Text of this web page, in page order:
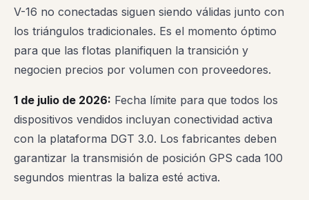
V-16 no conectadas siguen siendo válidas junto con
los triángulos tradicionales. Es el momento óptimo
para que las flotas planifiquen la transición y
negocien precios por volumen con proveedores.
1 de julio de 2026: Fecha límite para que todos los
dispositivos vendidos incluyan conectividad activa
con la plataforma DGT 3.0. Los fabricantes deben
garantizar la transmisión de posición GPS cada 100
segundos mientras la baliza esté activa.